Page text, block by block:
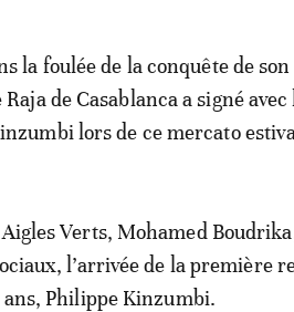
la foulée de la conquête de
Raja de Casablanca a signé
lors de ce mercato
Verts, Mohamed
l’arrivée de la première
ans, Philippe Kinzumbi.